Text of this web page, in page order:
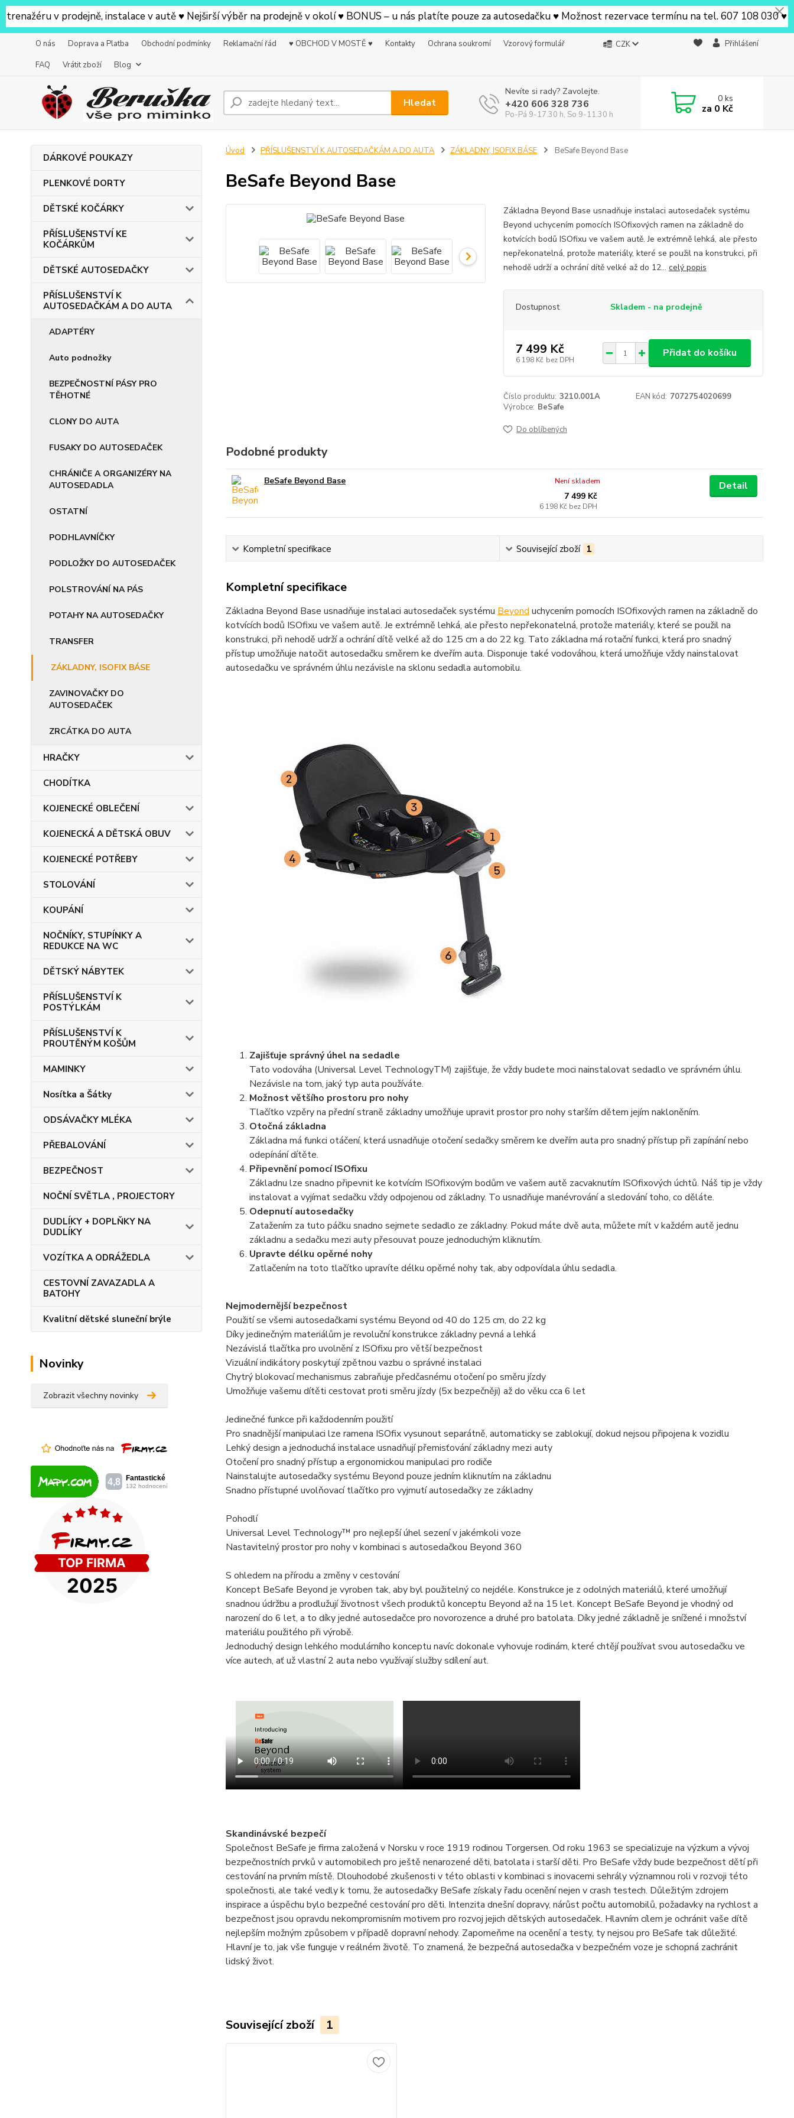
v prodejně, instalace v autě ♥ Nejširší výběr na prodejně v okolí ♥ BONUS – u nás platíte pouze za autosedačku ♥ Možnost rezervace termínu na tel. 607 108 030 ♥ V
O nás Doprava a Platba Obchodní podmínky Reklamační řád ♥ OBCHOD V MOSTĚ ♥ Kontakty Ochrana soukromí
Vzorový formulář
FAQ
Vrátit zboží Blog
CZK Přihlášení
Hledat
Nevíte si rady? Zavolejte.
+420 606 328 736
Po-Pá 9-17.30 h, So 9-11.30 h
0ks
za 0 Kč
DÁRKOVÉ POUKAZY
PLENKOVÉ DORTY
DĚTSKÉ KOČÁRKY
PŘÍSLUŠENSTVÍ KE
KOČÁRKŮM
DĚTSKÉ AUTOSEDAČKY
PŘÍSLUŠENSTVÍ K
AUTOSEDAČKÁM A DO AUTA
ADAPTÉRY
Auto podnožky
BEZPEČNOSTNÍ PÁSY PRO
TĚHOTNÉ
CLONY DO AUTA
FUSAKY DO AUTOSEDAČEK
CHRÁNIČE A ORGANIZÉRY NA
AUTOSEDADLA
OSTATNÍ
PODHLAVNÍČKY
PODLOŽKY DO AUTOSEDAČEK
POLSTROVÁNÍ NA PÁS
POTAHY NA AUTOSEDAČKY
TRANSFER
ZÁKLADNY, ISOFIX BÁSE
ZAVINOVAČKY DO
AUTOSEDAČEK
ZRCÁTKA DO AUTA
HRAČKY
CHODÍTKA
KOJENECKÉ OBLEČENÍ
KOJENECKÁ A DĚTSKÁ OBUV
KOJENECKÉ POTŘEBY
STOLOVÁNÍ
KOUPÁNÍ
NOČNÍKY, STUPÍNKY A
REDUKCE NA WC
DĚTSKÝ NÁBYTEK
PŘÍSLUŠENSTVÍ K
POSTÝLKÁM
PŘÍSLUŠENSTVÍ K
PROUTĚNÝM KOŠŮM
MAMINKY
Nosítka a Šátky
ODSÁVAČKY MLÉKA
PŘEBALOVÁNÍ
BEZPEČNOST
NOČNÍ SVĚTLA , PROJECTORY
DUDLÍKY + DOPLŇKY NA
DUDLÍKY
VOZÍTKA A ODRÁŽEDLA
CESTOVNÍ ZAVAZADLA A
BATOHY
Kvalitní dětské sluneční brýle
Novinky
Zobrazit všechny novinky
Úvod PŘÍSLUŠENSTVÍ K AUTOSEDAČKÁM A DO AUTA ZÁKLADNY, ISOFIX BÁSE BeSafe Beyond Base
BeSafe Beyond Base
Základna Beyond Base usnadňuje instalaci autosedaček systému
Beyond uchycením pomocích ISOfixových ramen na základně do
kotvících bodů ISOfixu ve vašem autě. Je extrémně lehká, ale přesto
nepřekonatelná, protože materiály, které se použil na konstrukci, při
nehodě udrží a ochrání dítě velké až do 12... celý popis
Dostupnost Skladem - na prodejně
7 499 Kč
6 198 Kč bez DPH
Přidat do košíku
Číslo produktu: 3210.001A EAN kód: 7072754020699
Výrobce: BeSafe
Do oblíbených
Podobné produkty
BeSafe Beyond Base
7 499 Kč
6 198 Kč bez DPH
Není skladem Detail
Kompletní specifikace Související zboží 1
Kompletní specifikace
Základna Beyond Base usnadňuje instalaci autosedaček systému Beyond uchycením pomocích ISOfixových ramen na základně do
kotvících bodů ISOfixu ve vašem autě. Je extrémně lehká, ale přesto nepřekonatelná, protože materiály, které se použil na
konstrukci, při nehodě udrží a ochrání dítě velké až do 125 cm a do 22 kg. Tato základna má rotační funkci, která pro snadný
přístup umožňuje natočit autosedačku směrem ke dveřím auta. Disponuje také vodováhou, která umožňuje vždy nainstalovat
autosedačku ve správném úhlu nezávisle na sklonu sedadla automobilu.
Zajišťuje správný úhel na sedadle
Tato vodováha (Universal Level TechnologyTM) zajišťuje, že vždy budete moci nainstalovat sedadlo ve správném úhlu.
Nezávisle na tom, jaký typ auta používáte.
Možnost většího prostoru pro nohy
Tlačítko vzpěry na přední straně základny umožňuje upravit prostor pro nohy starším dětem jejím nakloněním.
Otočná základna
Základna má funkci otáčení, která usnadňuje otočení sedačky směrem ke dveřím auta pro snadný přístup při zapínání nebo
odepínání dítěte.
Připevnění pomocí ISOfixu
Základnu lze snadno připevnit ke kotvícím ISOfixovým bodům ve vašem autě zacvaknutím ISOfixových úchtů. Náš tip je vždy
instalovat a vyjímat sedačku vždy odpojenou od základny. To usnadňuje manévrování a sledování toho, co děláte.
Odepnutí autosedačky
Zatažením za tuto páčku snadno sejmete sedadlo ze základny. Pokud máte dvě auta, můžete mít v každém autě jednu
základnu a sedačku mezi auty přesouvat pouze jednoduchým kliknutím.
Upravte délku opěrné nohy
Zatlačením na toto tlačítko upravíte délku opěrné nohy tak, aby odpovídala úhlu sedadla.
Nejmodernější bezpečnost
Použití se všemi autosedačkami systému Beyond od 40 do 125 cm, do 22 kg
Díky jedinečným materiálům je revoluční konstrukce základny pevná a lehká
Nezávislá tlačítka pro uvolnění z ISOfixu pro větší bezpečnost
Vizuální indikátory poskytují zpětnou vazbu o správné instalaci
Chytrý blokovací mechanismus zabraňuje předčasnému otočení po směru jízdy
Umožňuje vašemu dítěti cestovat proti směru jízdy (5x bezpečněji) až do věku cca 6 let
Jedinečné funkce při každodenním použití
Pro snadnější manipulaci lze ramena ISOfix vysunout separátně, automaticky se zablokují, dokud nejsou připojena k vozidlu
Lehký design a jednoduchá instalace usnadňují přemisťování základny mezi auty
Otočení pro snadný přístup a ergonomickou manipulaci pro rodiče
Nainstalujte autosedačky systému Beyond pouze jedním kliknutím na základnu
Snadno přístupné uvolňovací tlačítko pro vyjmutí autosedačky ze základny
Pohodlí
Universal Level Technology™ pro nejlepší úhel sezení v jakémkoli voze
Nastavitelný prostor pro nohy v kombinaci s autosedačkou Beyond 360
S ohledem na přírodu a změny v cestování
Koncept BeSafe Beyond je vyroben tak, aby byl použitelný co nejdéle. Konstrukce je z odolných materiálů, které umožňují
snadnou údržbu a prodlužují životnost všech produktů konceptu Beyond až na 15 let. Koncept BeSafe Beyond je vhodný od
narození do 6 let, a to díky jedné autosedačce pro novorozence a druhé pro batolata. Díky jedné základně je snížené i množství
materiálu použitého při výrobě.
Jednoduchý design lehkého modulárního konceptu navíc dokonale vyhovuje rodinám, které chtějí používat svou autosedačku ve
více autech, ať už vlastní 2 auta nebo využívají služby sdílení aut.
Skandinávské bezpečí
Společnost BeSafe je firma založená v Norsku v roce 1919 rodinou Torgersen. Od roku 1963 se specializuje na výzkum a vývoj
bezpečnostních prvků v automobilech pro ještě nenarozené děti, batolata i starší děti. Pro BeSafe vždy bude bezpečnost dětí při
cestování na prvním místě. Dlouhodobé zkušenosti v této oblasti v kombinaci s inovacemi sehrály významnou roli v rozvoji této
společnosti, ale také vedly k tomu, že autosedačky BeSafe získaly řadu ocenění nejen v crash testech. Důležitým zdrojem
inspirace a úspěchu bylo bezpečné cestování pro děti. Intenzita dnešní dopravy, nárůst počtu automobilů, požadavky na rychlost a
bezpečnost jsou opravdu nekompromisním motivem pro rozvoj jejich dětských autosedaček. Hlavním cílem je ochránit vaše dítě
nejlepším možným způsobem v případě dopravní nehody. Zapomeňme na ocenění a testy, ty nejsou pro BeSafe tak důležité.
Hlavní je to, jak vše funguje v reálném životě. To znamená, že bezpečná autosedačka v bezpečném voze je schopná zachránit
lidský život.
Související zboží 1